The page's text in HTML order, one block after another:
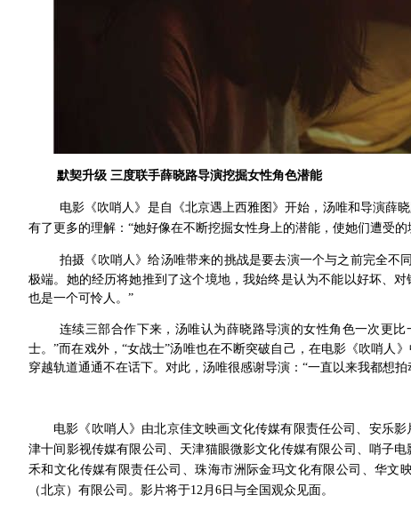
默契升级 三度联手薛晓路导演挖掘女性角色潜能
电影《吹哨人》是自《北京遇上西雅图》开始，汤唯和导演薛
有了更多的理解： “她好像在不断挖掘女性身上的潜能，使她们遭受
拍摄《吹哨人》给汤唯带来的挑战是要去演一个与之前完全不
极端。她的经历将她推到了这个境地，我始终是认为不能以好坏、
也是一个可怜人。”
连续三部合作下来，汤唯认为薛晓路导演的女性角色一次更比
士。”而在戏外，“女战士”汤唯也在不断突破自己，在电影《吹哨人
穿越轨道通通不在话下。对此，汤唯很感谢导演：“一直以来我都想
电影《吹哨人》由北京佳文映画文化传媒有限责任公司、安乐
津十间影视传媒有限公司、天津猫眼微影文化传媒有限公司、哨子
禾和文化传媒有限责任公司、珠海市洲际金玛文化有限公司、华
（北京）有限公司。影片将于12月6日与全国观众见面。